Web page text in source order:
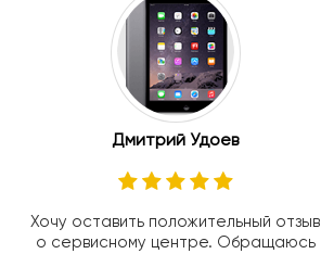
Дмитрий Удоев
Хочу оставить положительный отзыв
о сервисному центре. Обращаюсь